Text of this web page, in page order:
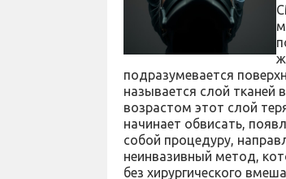
подразумевается
называется слой
возрастом этот слой
начинает обвисать,
собой процедуру,
неинвазивный метод,
без хирургического